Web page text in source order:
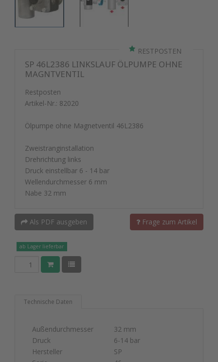
RESTPOSTEN
SP 46L2386 LINKSLAUF ÖLPUMPE OHNE
MAGNTVENTIL
Restposten
Artikel-Nr.: 82020
Ölpumpe ohne Magnetventil 46L2386
Zweistranginstallation
Drehrichtung links
Druck einstellbar 6 - 14 bar
Wellendurchmesser 6 mm
Nabe 32 mm
Als PDF ausgeben Frage zum Artikel
ab Lager lieferbar
Technische Daten
Außendurchmesser
32 mm
Druck
6-14 bar
Hersteller
SP